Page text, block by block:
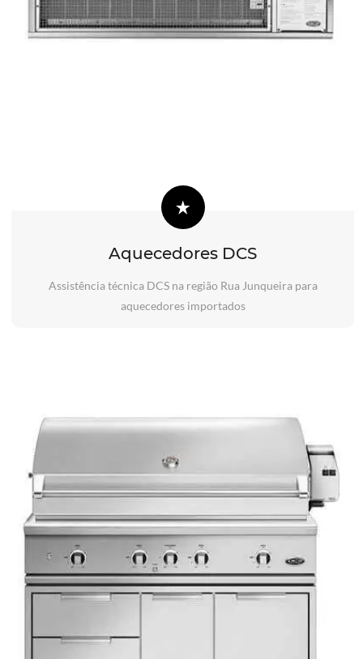
Aquecedores DCS
Assistência técnica DCS na região Rua Junqueira para
aquecedores importados